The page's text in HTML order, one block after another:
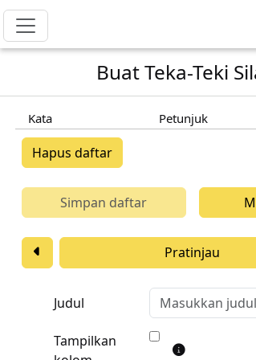
Buat Teka-Teki
Kata Petunjuk
Hapus daftar
Simpan daftar
Pratinjau
Judul
Tampilkan